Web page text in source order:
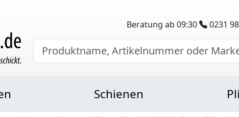
Beratung ab 09:30 0231
Schienen